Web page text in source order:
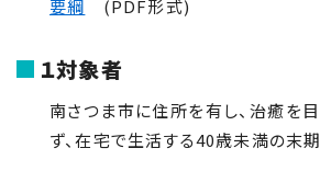
要綱 (PDF形式)
１対象者
南さつま市に住所を有し、治癒を
ず、在宅で生活する40歳未満の末